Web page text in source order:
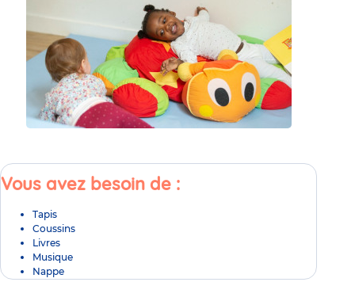
Vous avez besoin de :​
Tapis​
Coussins​
Livres​
Musique​
Nappe​